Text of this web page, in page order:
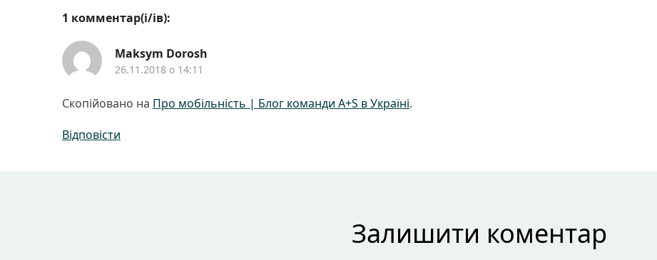
1 комментар(і/ів):
Maksym Dorosh
26.11.2018 о 14:11
Скопійовано на Про мобільність | Блог команди A+S в Україні.
Відповісти
Залишити коментар